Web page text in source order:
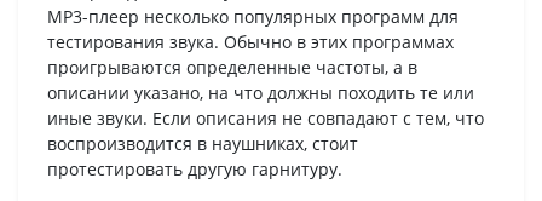
MP3-плеер несколько популярных программ для
тестирования звука. Обычно в этих программах
проигрываются определенные частоты, а в
описании указано, на что должны походить те или
иные звуки. Если описания не совпадают с тем, что
воспроизводится в наушниках, стоит
протестировать другую гарнитуру.